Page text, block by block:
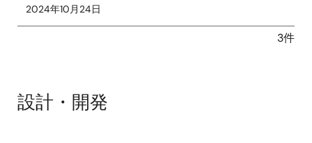
2024年10月24日
3件
設計・開発